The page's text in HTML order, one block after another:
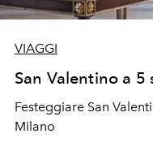
VIAGGI
San Valentino a 5
Festeggiare San
Milano